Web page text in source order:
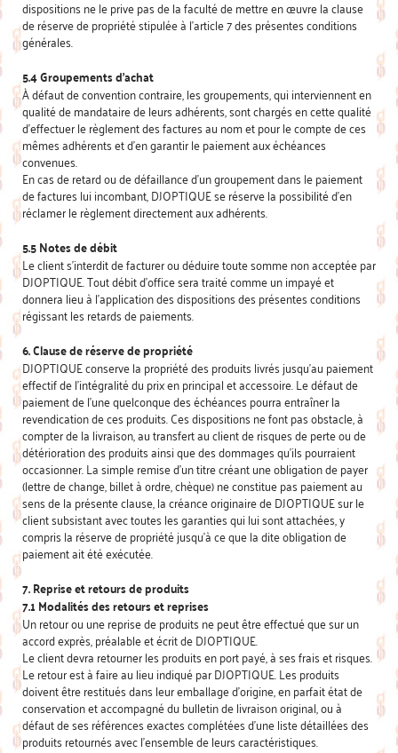
dispositions ne le prive pas de la faculté de mettre en œuvre la clause
de réserve de propriété stipulée à l’article 7 des présentes conditions
générales.
5.4 Groupements d’achat
À défaut de convention contraire, les groupements, qui interviennent en
qualité de mandataire de leurs adhérents, sont chargés en cette qualité
d’effectuer le règlement des factures au nom et pour le compte de ces
mêmes adhérents et d’en garantir le paiement aux échéances
convenues.
En cas de retard ou de défaillance d’un groupement dans le paiement
de factures lui incombant, DJOPTIQUE se réserve la possibilité d’en
réclamer le règlement directement aux adhérents.
5.5 Notes de débit
Le client s’interdit de facturer ou déduire toute somme non acceptée par
DJOPTIQUE. Tout débit d’office sera traité comme un impayé et
donnera lieu à l’application des dispositions des présentes conditions
régissant les retards de paiements.
6. Clause de réserve de propriété
DJOPTIQUE conserve la propriété des produits livrés jusqu’au paiement
effectif de l’intégralité du prix en principal et accessoire. Le défaut de
paiement de l’une quelconque des échéances pourra entraîner la
revendication de ces produits. Ces dispositions ne font pas obstacle, à
compter de la livraison, au transfert au client de risques de perte ou de
détérioration des produits ainsi que des dommages qu’ils pourraient
occasionner. La simple remise d’un titre créant une obligation de payer
(lettre de change, billet à ordre, chèque) ne constitue pas paiement au
sens de la présente clause, la créance originaire de DJOPTIQUE sur le
client subsistant avec toutes les garanties qui lui sont attachées, y
compris la réserve de propriété jusqu’à ce que la dite obligation de
paiement ait été exécutée.
7. Reprise et retours de produits
7.1 Modalités des retours et reprises
Un retour ou une reprise de produits ne peut être effectué que sur un
accord exprès, préalable et écrit de DJOPTIQUE.
Le client devra retourner les produits en port payé, à ses frais et risques.
Le retour est à faire au lieu indiqué par DJOPTIQUE. Les produits
doivent être restitués dans leur emballage d’origine, en parfait état de
conservation et accompagné du bulletin de livraison original, ou à
défaut de ses références exactes complétées d’une liste détaillées des
produits retournés avec l’ensemble de leurs caractéristiques.